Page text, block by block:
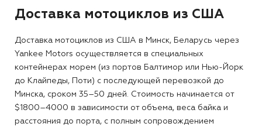
Доставка мотоциклов из США
Доставка мотоциклов из США в Минск, Беларусь через
Yankee Motors осуществляется в специальных
контейнерах морем (из портов Балтимор или Нью-Йорк
до Клайпеды, Поти) с последующей перевозкой до
Минска, сроком 35–50 дней. Стоимость начинается от
$1800–4000 в зависимости от объема, веса байка и
расстояния до порта, с полным сопровождением